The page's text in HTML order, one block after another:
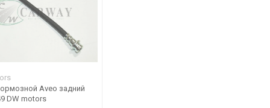
Aveo задний
DW motors